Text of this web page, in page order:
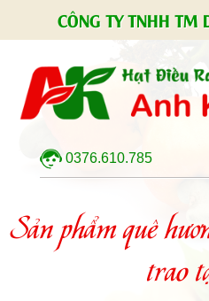
CÔNG TY TNHH TM
0376.610.785
Sản phẩm quê
trao